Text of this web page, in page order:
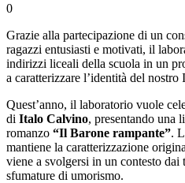
0
Grazie alla partecipazione di un
ragazzi entusiasti e motivati, il
indirizzi liceali della scuola in un
a caratterizzare l’identità del nostro
Quest’anno, il laboratorio vuole
di Italo Calvino, presentando una
romanzo “Il Barone rampante”.
mantiene la caratterizzazione
viene a svolgersi in un contesto
sfumature di umorismo.